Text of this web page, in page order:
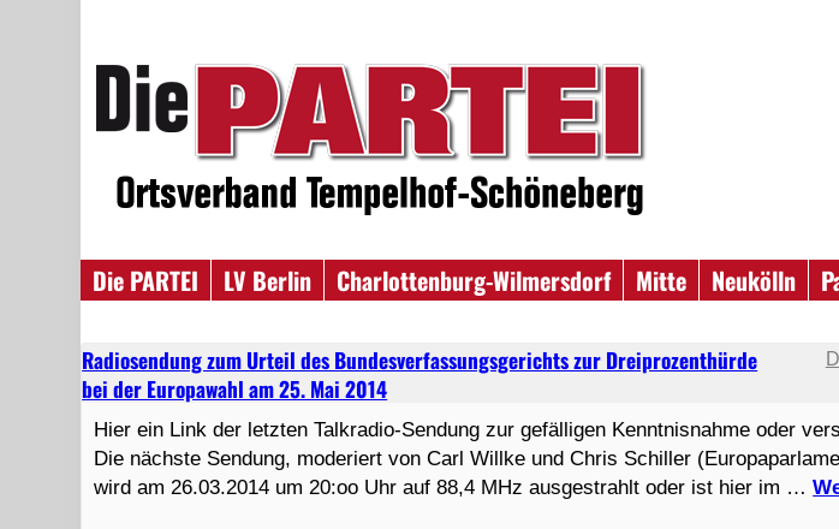
Die PARTEI LV Berlin Charlottenburg-Wilmersdorf Mitte Neukölln
Radiosendung zum Urteil des Bundesverfassungsgerichts zur Dreiprozenthürde
bei der Europawahl am 25. Mai 2014
Hier ein Link der letzten Talkradio-Sendung zur gefälligen Kenntnisnahme oder
Die nächste Sendung, moderiert von Carl Willke und Chris Schiller
wird am 26.03.2014 um 20:oo Uhr auf 88,4 MHz ausgestrahlt oder ist hier im …